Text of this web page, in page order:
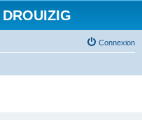
Connexion